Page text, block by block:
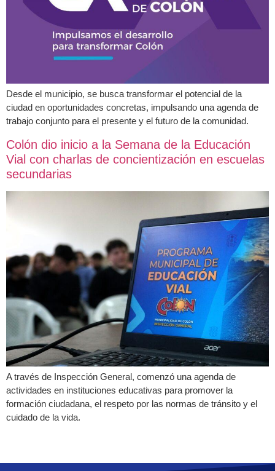
Desde el municipio, se busca transformar el potencial de la
ciudad en oportunidades concretas, impulsando una agenda de
trabajo conjunto para el presente y el futuro de la comunidad.
Colón dio inicio a la Semana de la Educación
Vial con charlas de concientización en escuelas
secundarias
A través de Inspección General, comenzó una agenda de
actividades en instituciones educativas para promover la
formación ciudadana, el respeto por las normas de tránsito y el
cuidado de la vida.